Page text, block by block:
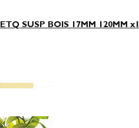
ETQ SUSP BOIS 17MM 120MM